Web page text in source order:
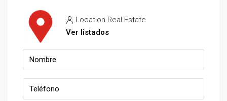
Location Real Estate
Ver listados